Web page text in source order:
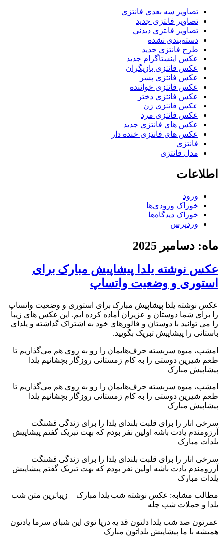
تصاویر سه بعدی فانتزی
تصاویر فانتزی جدید
تصاویر فانتزی دیدنی
دسته‌بندی نشده
طرح فانتزی جدید
عکس اینستاگرام جدید
عکس فانتزی بازیگران
عکس فانتزی پسر
عکس فانتزی خواننده
عکس فانتزی دختر
عکس فانتزی زن
عکس فانتزی مرد
عکس های فانتزی جدید
عکس های فانتزی خنده دار
فانتزی
مدل فانتزی
اطلاعات
ورود
خوراک ورودی‌ها
خوراک دیدگاه‌ها
وردپرس
ماه: دسامبر 2025
عکس نوشته یلدا پیشاپیش مبارک برای
استوری و وضعیت واتساپ
عکس نوشته یلدا پیشاپیش مبارک برای استوری و وضعیت واتساپ
را برای شما دوستان و عزیزان آماده کرده ایم. این عکس های زیبا
را می توانید با دوستان و فالورهای خود به اشتراک گذاشته و یلدای
باستانی را پیشاپیش تبریک بگویید.
امشب، میوه سربسته حرف‌هایمان را رو به روى هم مى‌گذاریم تا
طعم شیرین دوستى را به کام زمستانى روزگار بچشانیم یلدا
پیشاپیش مبارک
امشب، میوه سربسته حرف‌هایمان را رو به روى هم مى‌گذاریم تا
طعم شیرین دوستى را به کام زمستانى روزگار بچشانیم یلدا
پیشاپیش مبارک
سرخی انار را برای قلبت بلندای یلدا را برای زندگی قشنگت
آرزومندم یادت باشه اولین نفر بودم که بهت تبریک گفتم پیشاپیش
یلدات مبارک
سرخی انار را برای قلبت بلندای یلدا را برای زندگی قشنگت
آرزومندم یادت باشه اولین نفر بودم که بهت تبریک گفتم پیشاپیش
یلدات مبارک
مطالب مشابه: عکس نوشته شب یلدا مبارک + زیباترین متن شب
یلدا و جملات شب چله
عمرتون صد شب یلدا دلتون قد یه دریا توی این شبای سرما یادتون
همیشه با ما پیشاپیش یلداتون مبارک